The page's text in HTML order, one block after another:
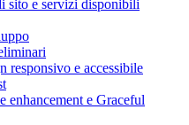
sito e servizi disponibili
responsivo e accessibile
enhancement e Graceful